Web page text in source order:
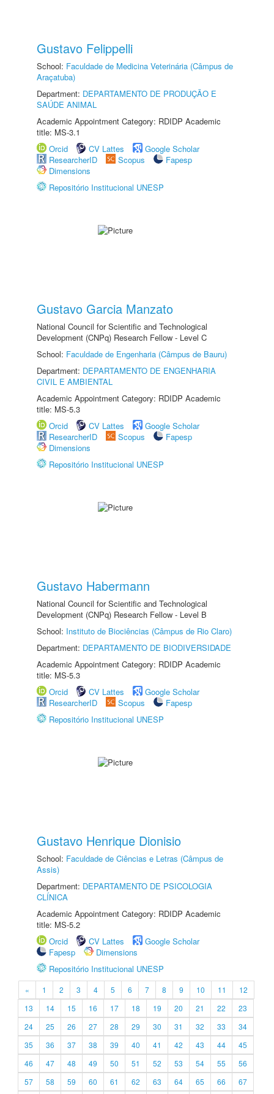
Gustavo Felippelli
School: Faculdade de Medicina Veterinária (Câmpus de
Araçatuba)
Department: DEPARTAMENTO DE PRODUÇÃO E
SAÚDE ANIMAL
Academic Appointment Category: RDIDP Academic
title: MS-3.1
Orcid
CV Lattes
Google Scholar
ResearcherID
Scopus
Fapesp
Dimensions
Repositório Institucional UNESP
Gustavo Garcia Manzato
National Council for Scientific and Technological
Development (CNPq) Research Fellow - Level C
School: Faculdade de Engenharia (Câmpus de Bauru)
Department: DEPARTAMENTO DE ENGENHARIA
CIVIL E AMBIENTAL
Academic Appointment Category: RDIDP Academic
title: MS-5.3
Orcid
CV Lattes
Google Scholar
ResearcherID
Scopus
Fapesp
Dimensions
Repositório Institucional UNESP
Gustavo Habermann
National Council for Scientific and Technological
Development (CNPq) Research Fellow - Level B
School: Instituto de Biociências (Câmpus de Rio Claro)
Department: DEPARTAMENTO DE BIODIVERSIDADE
Academic Appointment Category: RDIDP Academic
title: MS-5.3
Orcid
CV Lattes
Google Scholar
ResearcherID
Scopus
Fapesp
Repositório Institucional UNESP
Gustavo Henrique Dionisio
School: Faculdade de Ciências e Letras (Câmpus de
Assis)
Department: DEPARTAMENTO DE PSICOLOGIA
CLÍNICA
Academic Appointment Category: RDIDP Academic
title: MS-5.2
Orcid
CV Lattes
Google Scholar
Fapesp
Dimensions
Repositório Institucional UNESP
« 1 2 3 4 5 6 7 8 9 10 11
12
13
14 15 16 17 18 19 20 21 22
23
24
25 26 27 28 29 30 31 32 33
34
35
36 37 38 39 40 41 42 43 44
45
46
47 48 49 50 51 52 53 54 55
56
57
58 59 60 61 62 63 64 65 66
67